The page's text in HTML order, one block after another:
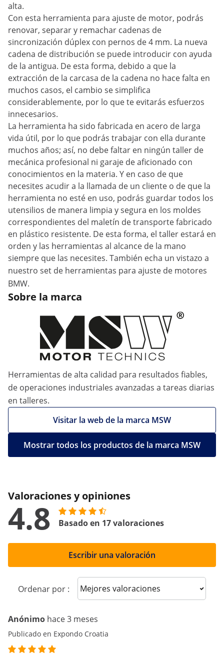
alta.
Con esta herramienta para ajuste de motor, podrás
renovar, separar y remachar cadenas de
sincronización dúplex con pernos de 4 mm. La nueva
cadena de distribución se puede introducir con ayuda
de la antigua. De esta forma, debido a que la
extracción de la carcasa de la cadena no hace falta en
muchos casos, el cambio se simplifica
considerablemente, por lo que te evitarás esfuerzos
innecesarios.
La herramienta ha sido fabricada en acero de larga
vida útil, por lo que podrás trabajar con ella durante
muchos años; así, no debe faltar en ningún taller de
mecánica profesional ni garaje de aficionado con
conocimientos en la materia. Y en caso de que
necesites acudir a la llamada de un cliente o de que la
herramienta no esté en uso, podrás guardar todos los
utensilios de manera limpia y segura en los moldes
correspondientes del maletín de transporte fabricado
en plástico resistente. De esta forma, el taller estará en
orden y las herramientas al alcance de la mano
siempre que las necesites. También echa un vistazo a
nuestro set de herramientas para ajuste de motores
BMW.
Sobre la marca
Herramientas de alta calidad para resultados fiables,
de operaciones industriales avanzadas a tareas diarias
en talleres.
Visitar la web de la marca MSW
Mostrar todos los productos de la marca MSW
Valoraciones y opiniones
4.8 Basado en 17 valoraciones
Escribir una valoración
Ordenar por : Sort reviews
Anónimo hace 3 meses
Publicado en Expondo Croatia